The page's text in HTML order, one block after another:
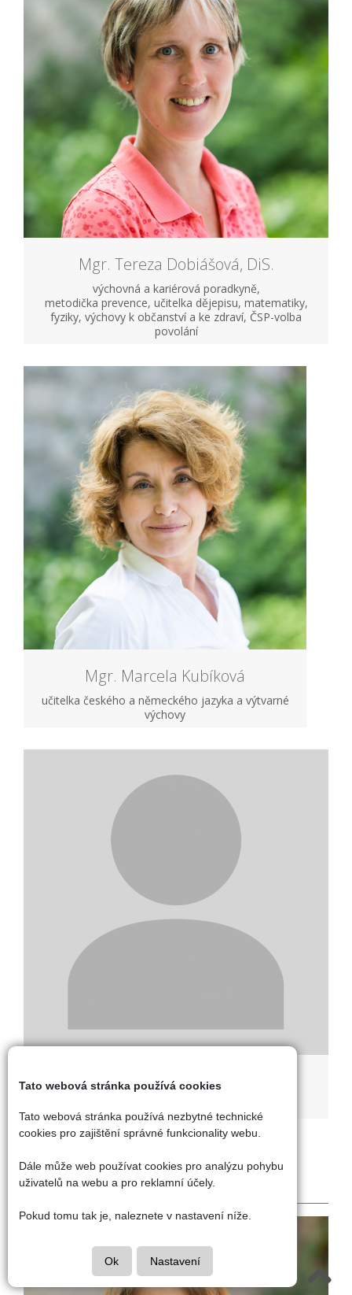
Mgr. Tereza Dobiášová, DiS.
výchovná a kariérová poradkyně,
metodička prevence, učitelka dějepisu, matematiky,
fyziky, výchovy k občanství a ke zdraví, ČSP-volba
povolání
Mgr. Marcela Kubíková
učitelka českého a německého jazyka a výtvarné
výchovy
Bc. Ondřej Pekelský
Speciální pedagogové,
školní psycholog a
asistenti pedagoga
Tato webová stránka používá cookies
Tato webová stránka používá nezbytné technické
cookies pro zajištění správné funkcionality webu.
Dále může web používat cookies pro analýzu pohybu
uživatelů na webu a pro reklamní účely.
Pokud tomu tak je, naleznete v nastavení níže.
Ok Nastavení